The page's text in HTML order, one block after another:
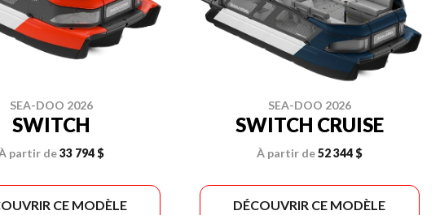
SEA-DOO 2026
SWITCH
partir de33 794 $
CE MODÈLE
SEA-DOO 2026
SWITCH CRUISE
À partir de52 344 $
DÉCOUVRIR CE MODÈLE